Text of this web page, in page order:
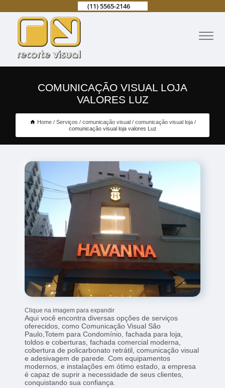
(11) 5565-2146
COMUNICAÇÃO VISUAL LOJA
VALORES LUZ
Home Serviços comunicação visual
comunicação visual loja
comunicação visual loja valores Luz
Clique na imagem para expandir
Aqui você encontra diversas opções de serviços
oferecidos, como Comunicação Visual São
Paulo,Totem para Condomínio, fachada para loja,
toldos e coberturas, fachada comercial moderna,
cobertura de policarbonato retrátil, comunicação visual
e adesivagem de parede. Com equipamentos
modernos, e instalações em ótimo estado, a empresa
é capaz de suprir a necessidade de seus clientes,
conquistando sua confiança.